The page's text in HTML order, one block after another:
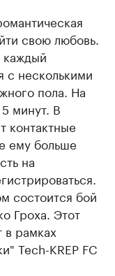
свою любовь.
каждый
с несколькими
пола. На
минут. В
контактные
ему больше
на
состоится бой
Гроха. Этот
в рамках
Tech-KREP FC